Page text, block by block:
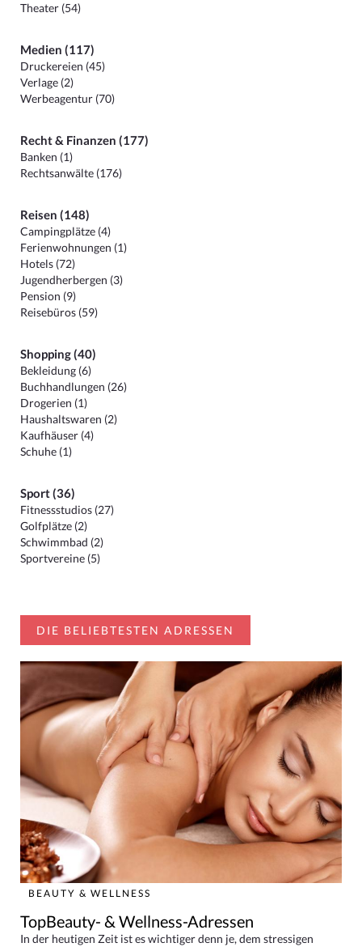
Theater (54)
Medien (117)
Druckereien (45)
Verlage (2)
Werbeagentur (70)
Recht & Finanzen (177)
Banken (1)
Rechtsanwälte (176)
Reisen (148)
Campingplätze (4)
Ferienwohnungen (1)
Hotels (72)
Jugendherbergen (3)
Pension (9)
Reisebüros (59)
Shopping (40)
Bekleidung (6)
Buchhandlungen (26)
Drogerien (1)
Haushaltswaren (2)
Kaufhäuser (4)
Schuhe (1)
Sport (36)
Fitnessstudios (27)
Golfplätze (2)
Schwimmbad (2)
Sportvereine (5)
DIE BELIEBTESTEN ADRESSEN
BEAUTY & WELLNESS
TopBeauty- & Wellness-Adressen
In der heutigen Zeit ist es wichtiger denn je, dem stressigen